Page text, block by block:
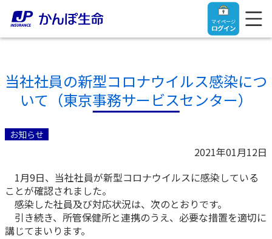
マイページ
ログイン
トップ
ご契約者さま
ご契約者さま
マイページログイン
保険をご検討中のお客さま
保険をご検討中のお客さま
法人のお客さま
当社社員の新型コロナウイルス感染につ
いて（東京事務サービスセンター）
お知らせ
2021年01月12日
1月9日、当社社員が新型コロナウイルスに感染している
ことが確認されました。
感染した社員及び対応状況は、次のとおりです。
引き続き、所管保健所と連携のうえ、必要な措置を適切に
講じてまいります。